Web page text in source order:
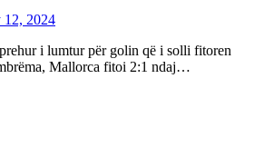
12, 2024
i lumtur për golin që i solli fitoren
Mallorca fitoi 2:1 ndaj…